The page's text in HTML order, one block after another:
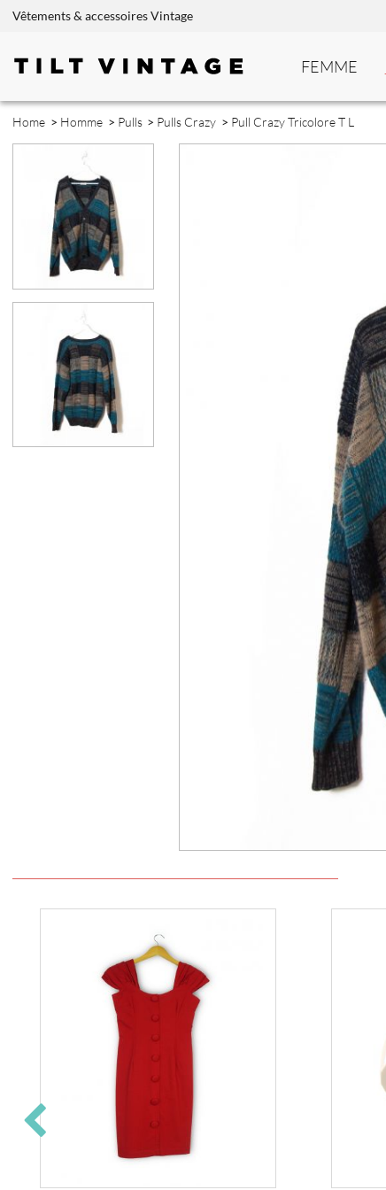
Vêtements & accessoires Vintage
FEMME
Home > Homme > Pulls > Pulls Crazy > Pull Crazy Tricolore T L